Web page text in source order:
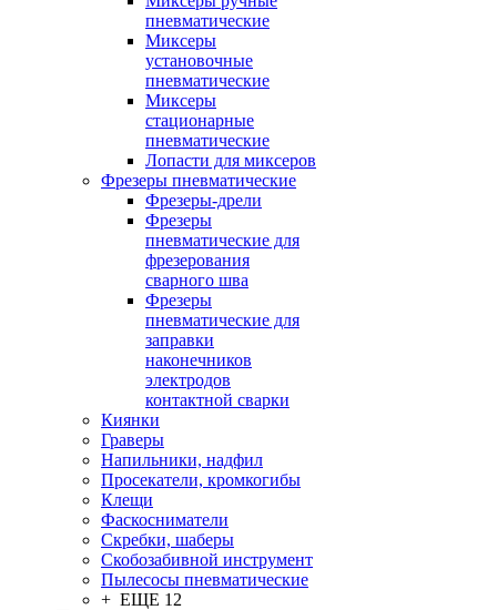
пневматические
Миксеры
установочные
пневматические
Миксеры
стационарные
пневматические
Лопасти для миксеров
Фрезеры пневматические
Фрезеры-дрели
Фрезеры
пневматические для
фрезерования
сварного шва
Фрезеры
пневматические для
заправки
наконечников
электродов
контактной сварки
Киянки
Граверы
Напильники, надфил
Просекатели, кромкогибы
Клещи
Фаскосниматели
Скребки, шаберы
Скобозабивной инструмент
Пылесосы пневматические
+ ЕЩЕ 12